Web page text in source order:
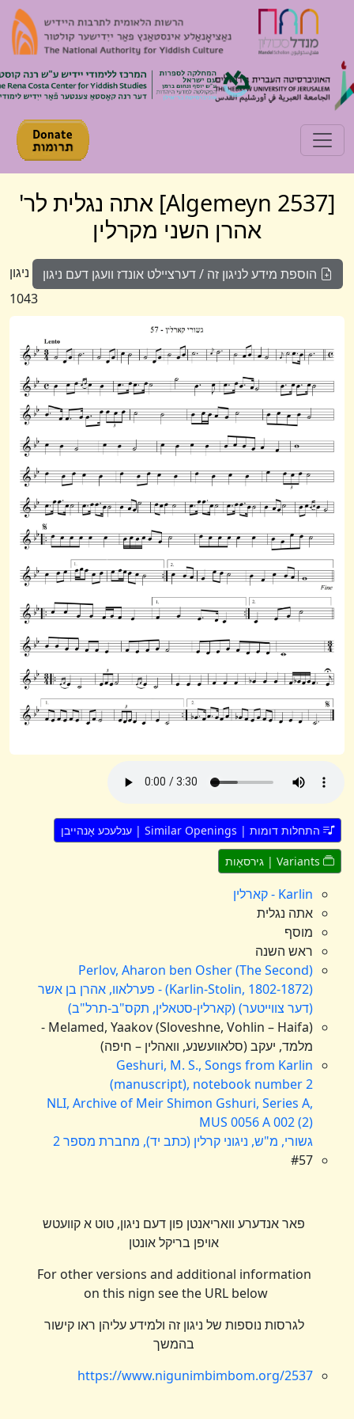
Toggle navigation
[Algemeyn 2537] אתה נגלית לר'
אהרן השני מקרלין
הוספת מידע לניגון זה / דערציילט אונדז וועגן דעם ניגון ניגון
1043
התחלות דומות | Similar Openings | ענלעכע אָנהייבן
Karlin - קארלין
אתה נגלית
מוסף
ראש השנה
Perlov, Aharon ben Osher (The Second)
(Karlin-Stolin, 1802-1872) - פערלאוו, אהרן בן אשר
(דער צווייטער) (קארלין-סטאלין, תקס"ב-תרל"ב)
Melamed, Yaakov (Sloveshne, Vohlin – Haifa) -
מלמד, יעקב (סלאוועשנע, וואהלין – חיפה)
Geshuri, M. S., Songs from Karlin
(manuscript), notebook number 2
NLI, Archive of Meir Shimon Gshuri, Series A,
MUS 0056 A 002 (2)
גשורי, מ"ש, ניגוני קרלין (כתב יד), מחברת מספר 2
#57
פאר אנדערע וואריאנטן פון דעם ניגון, טוט א קוועטש
אויפן בריקל אונטן
For other versions and additional information
on this nign see the URL below
לגרסות נוספות של ניגון זה ולמידע עליהן ראו קישור
בהמשך
https://www.nigunimbimbom.org/2537